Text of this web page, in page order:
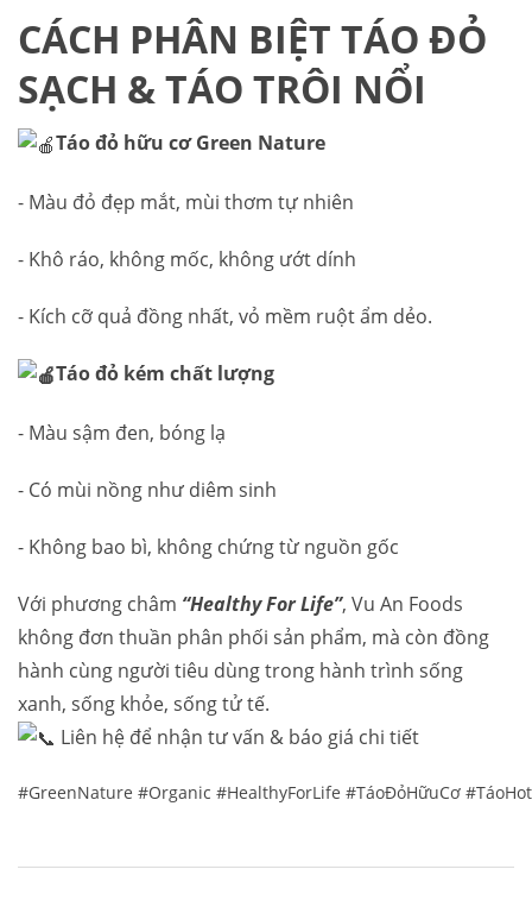
CÁCH PHÂN BIỆT TÁO ĐỎ
SẠCH & TÁO TRÔI NỔI
Táo đỏ hữu cơ Green Nature
- Màu đỏ đẹp mắt, mùi thơm tự nhiên
- Khô ráo, không mốc, không ướt dính
- Kích cỡ quả đồng nhất, vỏ mềm ruột ẩm dẻo.
Táo đỏ kém chất lượng
- Màu sậm đen, bóng lạ
- Có mùi nồng như diêm sinh
- Không bao bì, không chứng từ nguồn gốc
Với phương châm “Healthy For Life”, Vu An Foods
không đơn thuần phân phối sản phẩm, mà còn đồng
hành cùng người tiêu dùng trong hành trình sống
xanh, sống khỏe, sống tử tế.
Liên hệ để nhận tư vấn & báo giá chi tiết
#GreenNature #Organic #HealthyForLife #TáoĐỏHữuCơ